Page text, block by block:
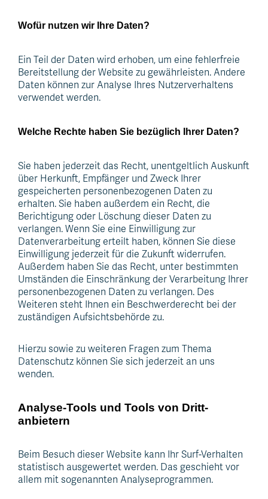
Wofür nutzen wir Ihre Daten?
Ein Teil der Daten wird erhoben, um eine fehlerfreie
Bereitstellung der Website zu gewährleisten. Andere
Daten können zur Analyse Ihres Nutzerverhaltens
verwendet werden.
Welche Rechte haben Sie bezüglich Ihrer Daten?
Sie haben jederzeit das Recht, unentgeltlich Auskunft
über Herkunft, Empfänger und Zweck Ihrer
gespeicherten personenbezogenen Daten zu
erhalten. Sie haben außerdem ein Recht, die
Berichtigung oder Löschung dieser Daten zu
verlangen. Wenn Sie eine Einwilligung zur
Datenverarbeitung erteilt haben, können Sie diese
Einwilligung jederzeit für die Zukunft widerrufen.
Außerdem haben Sie das Recht, unter bestimmten
Umständen die Einschränkung der Verarbeitung Ihrer
personenbezogenen Daten zu verlangen. Des
Weiteren steht Ihnen ein Beschwerderecht bei der
zuständigen Aufsichtsbehörde zu.
Hierzu sowie zu weiteren Fragen zum Thema
Datenschutz können Sie sich jederzeit an uns
wenden.
Analyse-Tools und Tools von Dritt­
anbietern
Beim Besuch dieser Website kann Ihr Surf-Verhalten
statistisch ausgewertet werden. Das geschieht vor
allem mit sogenannten Analyseprogrammen.